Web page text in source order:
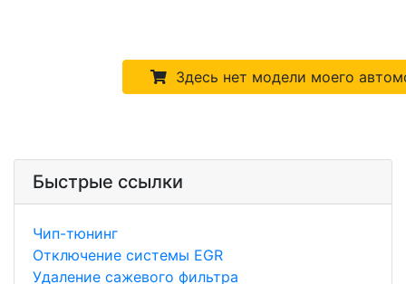
Здесь нет модели моего
Быстрые ссылки
Чип-тюнинг
Отключение системы EGR
Удаление сажевого фильтра